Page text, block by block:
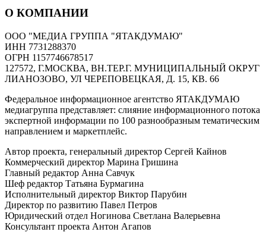
О КОМПАНИИ
ООО "МЕДИА ГРУППА "ЯТАКДУМАЮ"
ИНН 7731288370
ОГРН 1157746678517
127572, Г.МОСКВА, ВН.ТЕР.Г. МУНИЦИПАЛЬНЫЙ ОКРУГ
ЛИАНОЗОВО, УЛ ЧЕРЕПОВЕЦКАЯ, Д. 15, КВ. 66
Федеральное информационное агентство ЯТАКДУМАЮ
медиагруппа представляет: слияние информационного потока
экспертной информации по 100 разнообразным тематическим
направлением и маркетплейс.
Автор проекта, генеральный директор Сергей Кайнов
Коммерческий директор Марина Гришина
Главный редактор Анна Савчук
Шеф редактор Татьяна Бурмагина
Исполнительный директор Виктор Парубин
Директор по развитию Павел Петров
Юридический отдел Ногинова Светлана Валерьевна
Консультант проекта Антон Агапов